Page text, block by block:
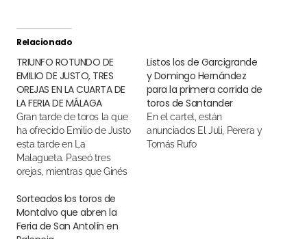
Relacionado
TRIUNFO ROTUNDO DE
EMILIO DE JUSTO, TRES
OREJAS EN LA CUARTA DE
LA FERIA DE MÁLAGA
Gran tarde de toros la que
ha ofrecido Emilio de Justo
esta tarde en La
Malagueta. Paseó tres
orejas, mientras que Ginés
tuvo suerte con su lote
Listos los de Garcigrande
y Domingo Hernández
para la primera corrida de
toros de Santander
En el cartel, están
anunciados El Juli, Perera y
Tomás Rufo
Sorteados los toros de
Montalvo que abren la
Feria de San Antolín en